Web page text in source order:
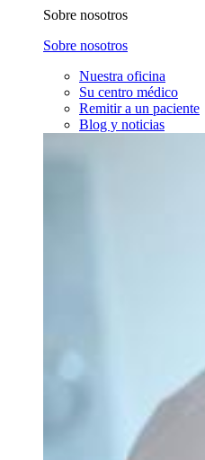
Sobre nosotros
Sobre nosotros
Nuestra oficina
Su centro médico
Remitir a un paciente
Blog y noticias